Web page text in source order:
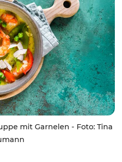
mit Garnelen - Foto: Tina